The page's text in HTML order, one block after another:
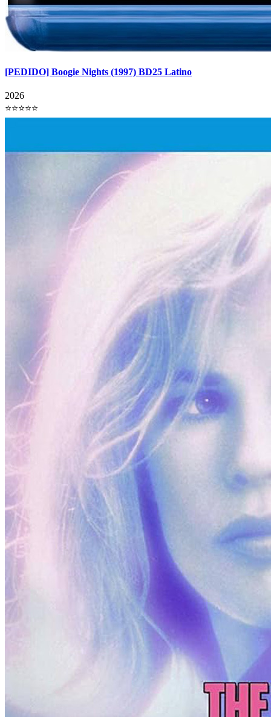
[PEDIDO] Boogie Nights (1997) BD25 Latino
2026
⭐⭐⭐⭐⭐